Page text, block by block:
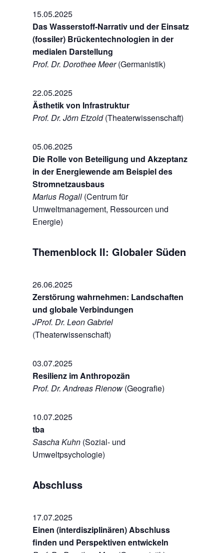
15.05.2025
Das Wasserstoff-Narrativ und der Einsatz
(fossiler) Brückentechnologien in der
medialen Darstellung
Prof. Dr. Dorothee Meer(Germanistik)
22.05.2025
Ästhetik von Infrastruktur
Prof. Dr. Jörn Etzold(Theaterwissenschaft)
05.06.2025
Die Rolle von Beteiligung und Akzeptanz
in der Energiewende am Beispiel des
Stromnetzausbaus
Marius Rogall(Centrum für
Umweltmanagement, Ressourcen und
Energie)
Themenblock II: Globaler Süden
26.06.2025
Zerstörung wahrnehmen: Landschaften
und globale Verbindungen
JProf. Dr. Leon Gabriel
(Theaterwissenschaft)
03.07.2025
Resilienz im Anthropozän
Prof. Dr. Andreas Rienow(Geografie)
10.07.2025
tba
Sascha Kuhn(Sozial- und
Umweltpsychologie)
Abschluss
17.07.2025
Einen (interdisziplinären) Abschluss
finden und Perspektiven entwickeln